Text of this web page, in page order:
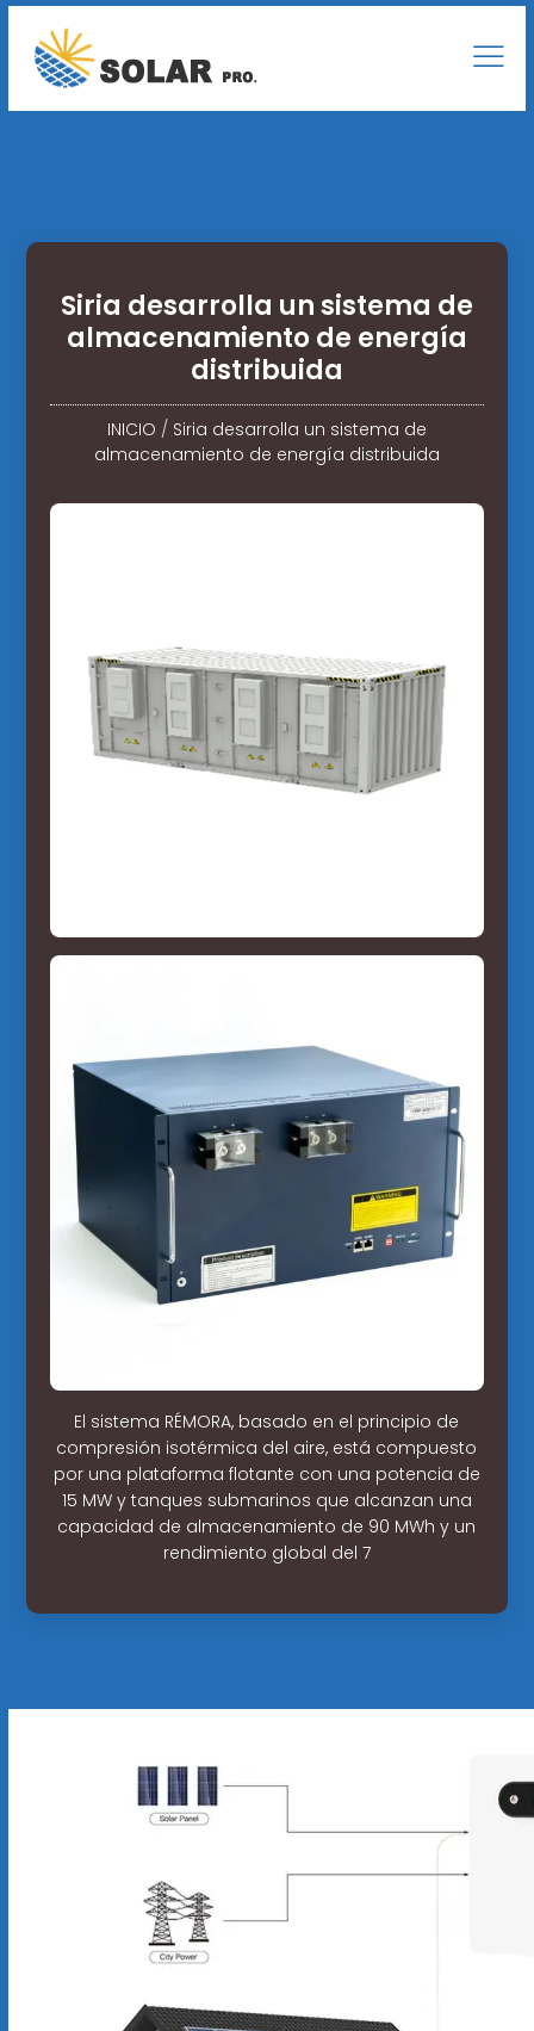
Siria desarrolla un sistema de
almacenamiento de energía
distribuida
INICIO / Siria desarrolla un sistema de
almacenamiento de energía distribuida
El sistema RÉMORA, basado en el principio de
compresión isotérmica del aire, está compuesto
por una plataforma flotante con una potencia de
15 MW y tanques submarinos que alcanzan una
capacidad de almacenamiento de 90 MWh y un
rendimiento global del 7